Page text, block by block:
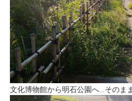
文化博物館から明石公園へ…そのま